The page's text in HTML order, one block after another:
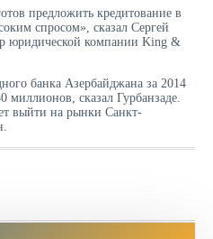
предложить кредитование в
спросом», сказал Сергей
юридической компании King &
банка Азербайджана за 2014
миллионов, сказал Гурбанзаде.
выйти на рынки Санкт-